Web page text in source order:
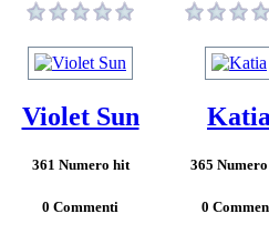
Violet Sun
361 Numero hit
0 Commenti
365
0